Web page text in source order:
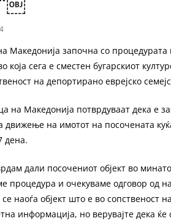
Македонија започна со
која сега е сместен бугарскиот
на депортирано еврејско
на Македонија потврдуваат дека е
движење на имотот на посочената
дена.
дали посочениот објект во
процедура и очекуваме одговор од
наоѓа објект што е во сопственост
информација, но верувајте дека ќе